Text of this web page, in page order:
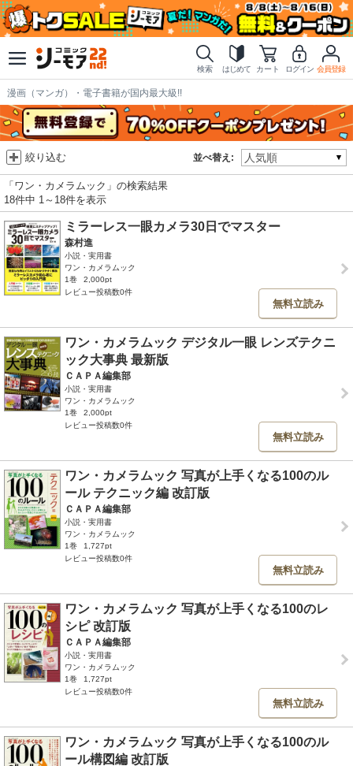
検索 はじめて カート ログイン 会員登録
漫画（マンガ）・電子書籍が国内最大級!!
並べ替え:
絞り込む
「ワン・カメラムック」の検索結果
18件中 1～18件を表示
ミラーレス一眼カメラ30日でマスター
森村進
小説・実用書
ワン・カメラムック
1巻
2,000pt
レビュー投稿数0件
無料立読み
ワン・カメラムック デジタル一眼 レンズテクニ
ック大事典 最新版
ＣＡＰＡ編集部
小説・実用書
ワン・カメラムック
1巻
2,000pt
レビュー投稿数0件
無料立読み
ワン・カメラムック 写真が上手くなる100のル
ール テクニック編 改訂版
ＣＡＰＡ編集部
小説・実用書
ワン・カメラムック
1巻
1,727pt
レビュー投稿数0件
無料立読み
ワン・カメラムック 写真が上手くなる100のレ
シピ 改訂版
ＣＡＰＡ編集部
小説・実用書
ワン・カメラムック
1巻
1,727pt
レビュー投稿数0件
無料立読み
ワン・カメラムック 写真が上手くなる100のル
ール構図編 改訂版